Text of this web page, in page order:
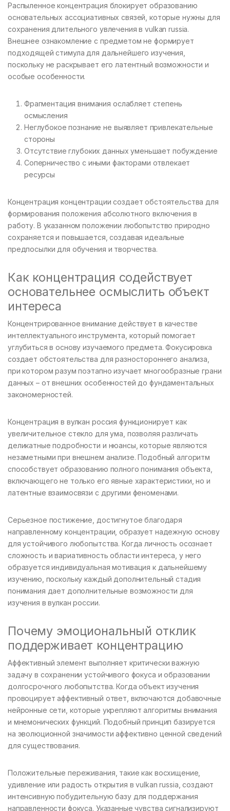
Распыленное концентрация блокирует образованию
основательных ассоциативных связей, которые нужны для
сохранения длительного увлечения в vulkan russia.
Внешнее ознакомление с предметом не формирует
подходящей стимула для дальнейшего изучения,
поскольку не раскрывает его латентный возможности и
особые особенности.
Фрагментация внимания ослабляет степень
осмысления
Неглубокое познание не выявляет привлекательные
стороны
Отсутствие глубоких данных уменьшает побуждение
Соперничество с иными факторами отвлекает
ресурсы
Концентрация концентрации создает обстоятельства для
формирования положения абсолютного включения в
работу. В указанном положении любопытство природно
сохраняется и повышается, создавая идеальные
предпосылки для обучения и творчества.
Как концентрация содействует
основательнее осмыслить объект
интереса
Концентрированное внимание действует в качестве
интеллектуального инструмента, который помогает
углубиться в основу изучаемого предмета. Фокусировка
создает обстоятельства для разностороннего анализа,
при котором разум поэтапно изучает многообразные грани
данных – от внешних особенностей до фундаментальных
закономерностей.
Концентрация в вулкан россия функционирует как
увеличительное стекло для ума, позволяя различать
деликатные подробности и нюансы, которые являются
незаметными при внешнем анализе. Подобный алгоритм
способствует образованию полного понимания объекта,
включающего не только его явные характеристики, но и
латентные взаимосвязи с другими феноменами.
Серьезное постижение, достигнутое благодаря
направленному концентрации, образует надежную основу
для устойчивого любопытства. Когда личность осознает
сложность и вариативность области интереса, у него
образуется индивидуальная мотивация к дальнейшему
изучению, поскольку каждый дополнительный стадия
понимания дает дополнительные возможности для
изучения в вулкан россии.
Почему эмоциональный отклик
поддерживает концентрацию
Аффективный элемент выполняет критически важную
задачу в сохранении устойчивого фокуса и образовании
долгосрочного любопытства. Когда объект изучения
провоцирует аффективный ответ, включаются добавочные
нейронные сети, которые укрепляют алгоритмы внимания
и мнемонических функций. Подобный принцип базируется
на эволюционной значимости аффективно ценной сведений
для существования.
Положительные переживания, такие как восхищение,
удивление или радость открытия в vulkan russia, создают
интенсивную побудительную базу для поддержания
направленности фокуса. Указанные чувства сигнализируют